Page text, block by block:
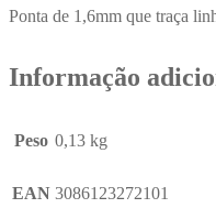
Ponta de 1,6mm que traça
Informação
Peso 0,13 kg
EAN 3086123272101